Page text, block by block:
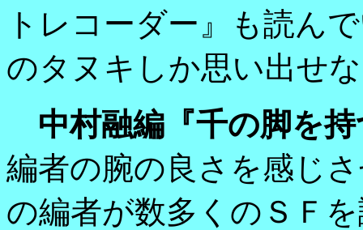
トレコーダー』も読ん
のタヌキしか思い出せ
中村融編『千の脚を
編者の腕の良さを感じ
の編者が数多くのＳＦ